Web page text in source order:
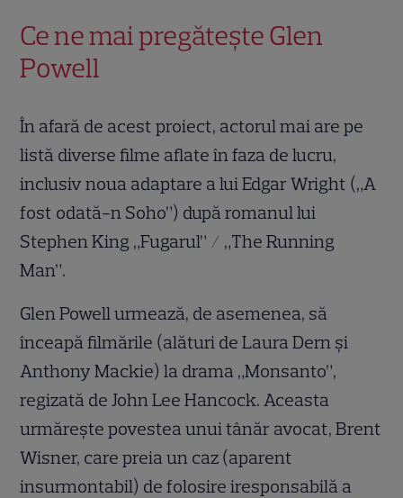
Ce ne mai pregătește Glen
Powell
În afară de acest proiect, actorul mai are pe
listă diverse filme aflate în faza de lucru,
inclusiv noua adaptare a lui Edgar Wright („A
fost odată-n Soho”) după romanul lui
Stephen King „Fugarul” / „The Running
Man”.
Glen Powell urmează, de asemenea, să
înceapă filmările (alături de Laura Dern și
Anthony Mackie) la drama „Monsanto”,
regizată de John Lee Hancock. Aceasta
urmărește povestea unui tânăr avocat, Brent
Wisner, care preia un caz (aparent
insurmontabil) de folosire iresponsabilă a